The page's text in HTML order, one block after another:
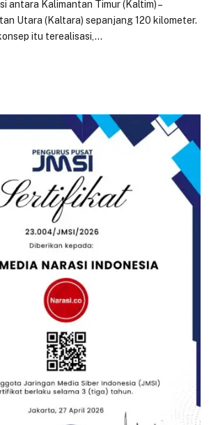
antara Kalimantan Timur (Kaltim) –
Utara (Kaltara) sepanjang 120 kilometer.
itu terealisasi,…